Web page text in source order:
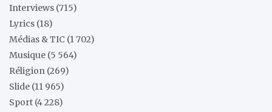
Interviews (715)
Lyrics (18)
Médias & TIC (1 702)
Musique (5 564)
Réligion (269)
Slide (11 965)
Sport (4 228)